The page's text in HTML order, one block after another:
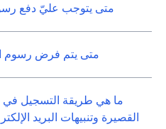
متى يتوجب عليّ دفع
متى يتم فرض رسوم
ما هي طريقة التسجيل في
القصيرة وتنبيهات البريد